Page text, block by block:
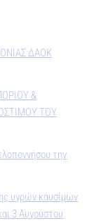
ΔΑΟΚ
&
ΤΟΥ
την
υγρών καυσίμων
3 Αυγούστου